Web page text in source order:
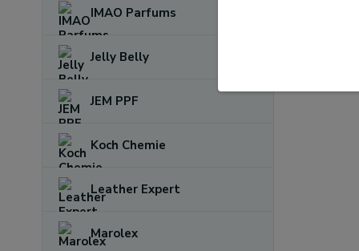
IMAO Parfums
Jelly Belly
JEM PPF
Koch Chemie
Leather Expert
Marolex